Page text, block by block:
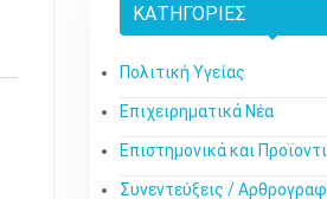
ΚΑΤΗΓΟΡΊΕΣ
Πολιτική Υγείας
Επιχειρηματικά Νέα
Επιστημονικά και
Συνεντεύξεις /